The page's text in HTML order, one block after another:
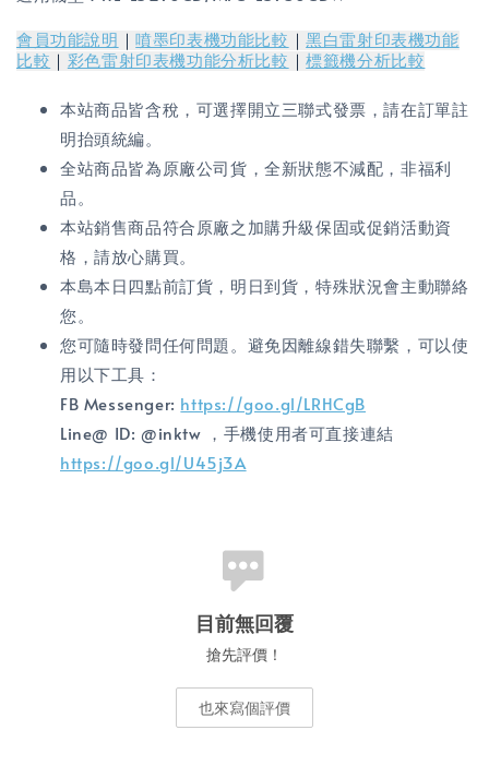
會員功能說明 ｜噴墨印表機功能比較 ｜黑白雷射印表機功能
比較 ｜ 彩色雷射印表機功能分析比較 ｜標籤機分析比較
本站商品皆含稅，可選擇開立三聯式發票，請在訂單註
明抬頭統編。
全站商品皆為原廠公司貨，全新狀態不減配，非福利
品。
本站銷售商品符合原廠之加購升級保固或促銷活動資
格，請放心購買。
本島本日四點前訂貨，明日到貨，特殊狀況會主動聯絡
您。
您可隨時發問任何問題。避免因離線錯失聯繫，可以使
用以下工具：
FB Messenger: https://goo.gl/LRHCgB
Line@ ID: @inktw ，手機使用者可直接連結
https://goo.gl/U45j3A
目前無回覆
搶先評價！
也來寫個評價